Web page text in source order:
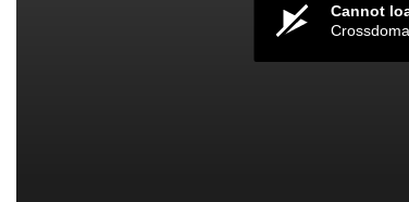
Cannot